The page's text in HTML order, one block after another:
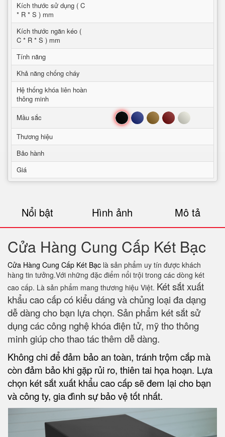
Kích thước sử dụng ( C
* R * S ) mm
Kích thước ngăn kéo (
C * R * S ) mm
Tính năng
Khả năng chống cháy
Hệ thống khóa liên hoàn
thông minh
Mầu sắc
Đen Xanh Nâu Đỏ Trắng
Thương hiệu
Bảo hành
Giá
Nổi bật Hình ảnh Mô tả
Cửa Hàng Cung Cấp Két Bạc
Cửa Hàng Cung Cấp Két Bạc là sản phẩm uy tín được khách
hàng tin tưởng.Với những đặc điểm nổi trội trong các dòng két
cao cấp. Là sản phẩm mang thương hiệu Việt. Két sắt xuất
khẩu cao cấp có kiểu dáng và chủng loại đa dạng
dễ dàng cho bạn lựa chọn. Sản phẩm két sắt sử
dụng các công nghệ khóa điện tử, mỹ tho thông
minh giúp cho thao tác thêm dễ dàng.
Không chi để đảm bảo an toàn, tránh trộm cắp mà
còn đảm bảo khi gặp rủi ro, thiên tai họa hoạn. Lựa
chọn két sắt xuất khẩu cao cấp sẽ đem lại cho bạn
và công ty, gia đình sự bảo vệ tốt nhất.